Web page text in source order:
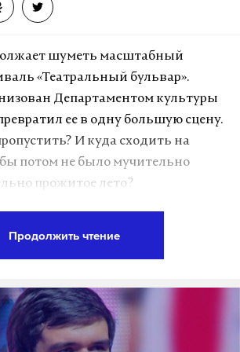
Почему вы ушли?
и служишь в Ансамбле
либо идешь в штурмовое
оставаясь мобилизованным. Я
шуметь масштабный
«Театральный бульвар».
Департаментом культуры
ее в одну большую сцену.
И куда сходить на
потом не было мучительно
прожитое лето?
Или кто-нибудь из
Продолжить чтение